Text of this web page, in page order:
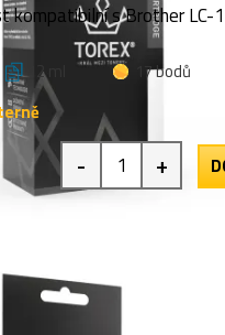
kompatibilní s Brother LC-
12 ml
17 bodů
- +